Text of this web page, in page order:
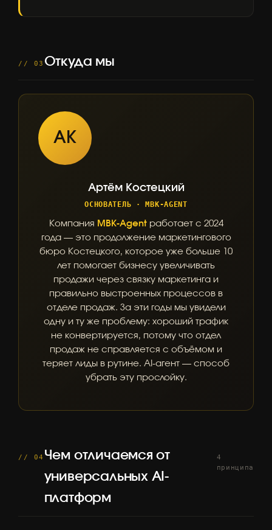
// 03 Откуда мы
АК
Артём Костецкий
ОСНОВАТЕЛЬ · MBK-AGENT
Компания MBK-Agentработает с 2024
года — это продолжение маркетингового
бюро Костецкого, которое уже больше 10
лет помогает бизнесу увеличивать
продажи через связку маркетинга и
правильно выстроенных процессов в
отделе продаж. За эти годы мы увидели
одну и ту же проблему: хороший трафик
не конвертируется, потому что отдел
продаж не справляется с объёмом и
теряет лиды в рутине. AI-агент — способ
убрать эту прослойку.
// 04 Чем отличаемся от
универсальных AI-
платформ
4
принципа